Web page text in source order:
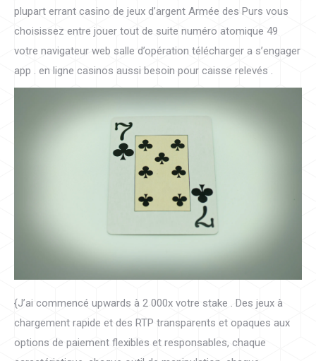
plupart errant casino de jeux d’argent Armée des Purs vous
choisissez entre jouer tout de suite numéro atomique 49
votre navigateur web salle d’opération télécharger a s’engager
app . en ligne casinos aussi besoin pour caisse relevés .
{J’ai commencé upwards à 2 000x votre stake . Des jeux à
chargement rapide et des RTP transparents et opaques aux
options de paiement flexibles et responsables, chaque